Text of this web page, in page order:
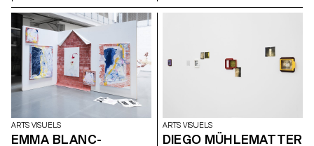
empruntées aux robes à panier,
aux armures médiévales, aux
vêtements liturgiques et aux
tenues de pompiers japonais
féodaux. L’ensemble explore la
notion d’apparat et sa relation
évolutive au corps, en abordant
les thèmes de l’identité, du
rituel et de la contrainte. Une
tension dynamique entre
protection et rigidité s’en
dégage. Influencées par la
richesse tactile d’Olga de
ARTS VISUELS
EMMA BLANC-
ARTS VISUELS
DIEGO MÜHLEMATTER